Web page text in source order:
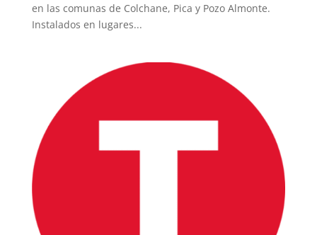
en las comunas de Colchane, Pica y Pozo Almonte.
Instalados en lugares...